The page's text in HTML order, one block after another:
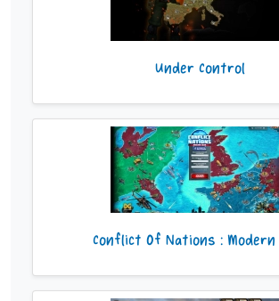
Under Control
Conflict Of Nations :